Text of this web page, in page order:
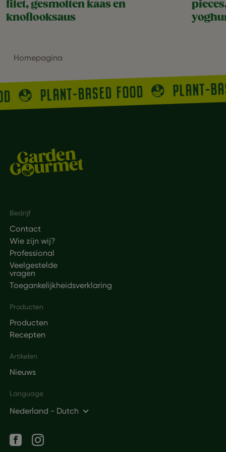
filet, gesmolten kaas en
knoflooksaus
Homepagina
PLANT-BASED FOOD PLANT-
Footer
Bedrijf
Contact
Wie zijn wij?
Professional
Veelgestelde
vragen
Toegankelijkheidsverklaring
Producten
Producten
Recepten
Artikelen
Nieuws
Language
Nederland - Dutch